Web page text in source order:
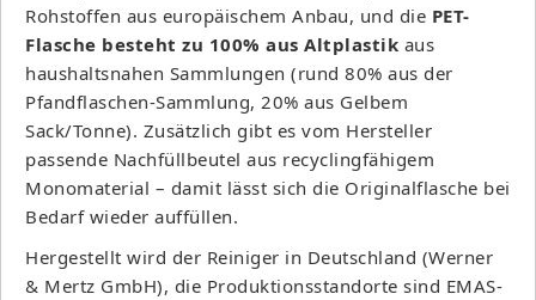
Rohstoffen aus europäischem Anbau, und die PET-
Flasche besteht zu 100% aus Altplastik aus
haushaltsnahen Sammlungen (rund 80% aus der
Pfandflaschen-Sammlung, 20% aus Gelbem
Sack/Tonne). Zusätzlich gibt es vom Hersteller
passende Nachfüllbeutel aus recyclingfähigem
Monomaterial – damit lässt sich die Originalflasche bei
Bedarf wieder auffüllen.
Hergestellt wird der Reiniger in Deutschland (Werner
& Mertz GmbH), die Produktionsstandorte sind EMAS-